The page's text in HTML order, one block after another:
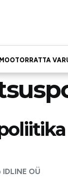
MOOTORRATTA
IDLINE OÜ